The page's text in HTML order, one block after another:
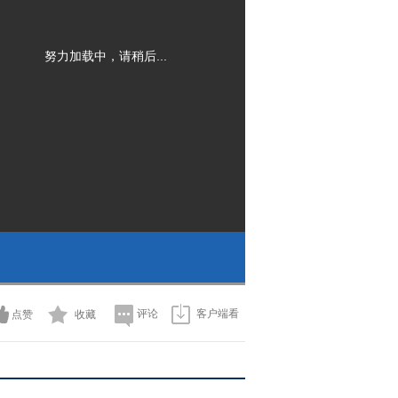
努力加载中，请稍后...
点赞 收藏 评论 客户端看